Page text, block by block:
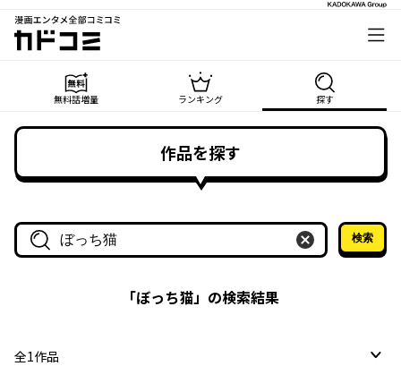
漫画エンタメ全部コミコミ
カドコミ
無料話増量 ランキング 探す
作品を探す
作品名・作家名で探す
検索
「ぼっち猫」の検索結果
全1作品